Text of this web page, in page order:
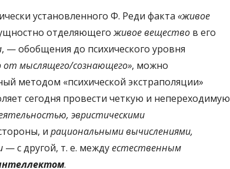
установленного Ф. Реди факта «живое
отделяющегоживое вещество в его
, — обобщения до психического уровня
мыслящего/сознающего», можно
методом «психической экстраполяции»
сегодня провести четкую и непереходимую
эвристическими
и рациональными вычислениями,
— с другой, т. е. междуестественным
.